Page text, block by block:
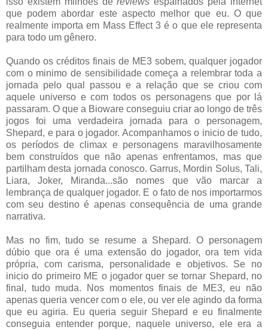
que podem abordar este aspecto melhor que eu. O que
realmente importa em Mass Effect 3 é o que ele representa
para todo um gênero.
Quando os créditos finais de ME3 sobem, qualquer jogador
com o minimo de sensibilidade começa a relembrar toda a
jornada pelo qual passou e a relação que se criou com
aquele universo e com todos os personagens que por lá
passaram. O que a Bioware conseguiu criar ao longo de três
jogos foi uma verdadeira jornada para o personagem,
Shepard, e para o jogador. Acompanhamos o inicio de tudo,
os períodos de climax e personagens maravilhosamente
bem construídos que não apenas enfrentamos, mas que
partilham desta jornada conosco. Garrus, Mordin Solus, Tali,
Liara, Joker, Miranda...são nomes que vão marcar a
lembrança de qualquer jogador. E o fato de nos importarmos
com seu destino é apenas consequência de uma grande
narrativa.
Mas no fim, tudo se resume a Shepard. O personagem
dúbio que ora é uma extensão do jogador, ora tem vida
própria, com carisma, personalidade e objetivos. Se no
inicio do primeiro ME o jogador quer se tornar Shepard, no
final, tudo muda. Nos momentos finais de ME3, eu não
apenas queria vencer com o ele, ou ver ele agindo da forma
que eu agiria. Eu queria seguir Shepard e eu finalmente
conseguia entender porque, naquele universo, ele era a